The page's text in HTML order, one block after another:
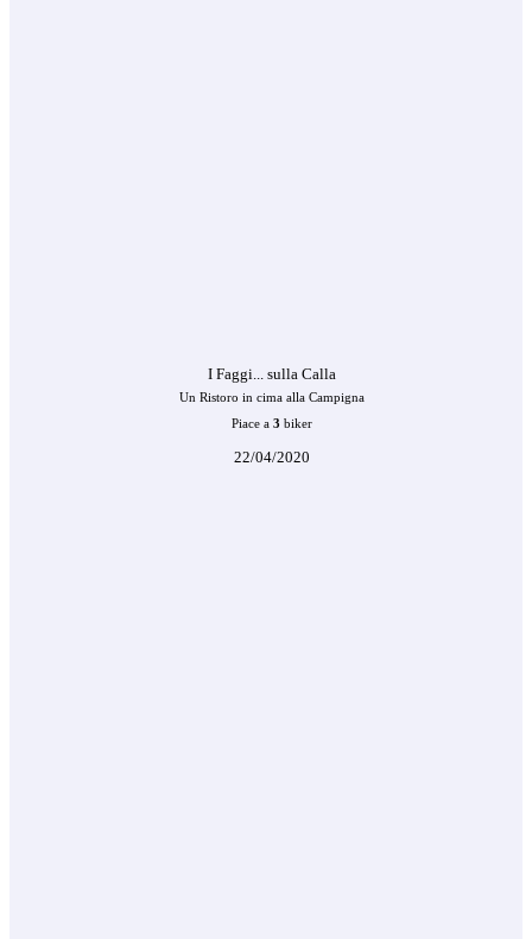
I Faggi... sulla Calla
Un Ristoro in cima alla Campigna
Piace a 3 biker
22/04/2020